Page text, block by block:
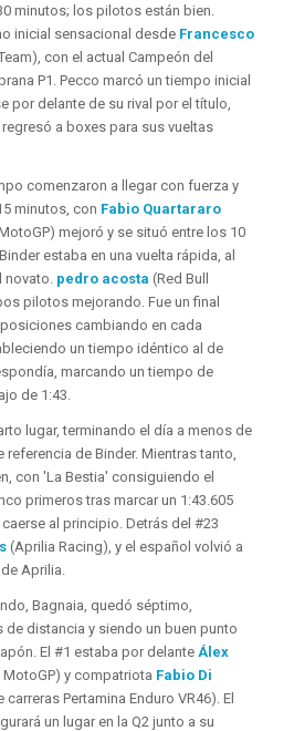
minutos; los pilotos están bien.
inicial sensacional desde Francesco
con el actual Campeón del
P1. Pecco marcó un tiempo inicial
por delante de su rival por el título,
a boxes para sus vueltas
comenzaron a llegar con fuerza y
minutos, con Fabio Quartararo
mejoró y se situó entre los 10
estaba en una vuelta rápida, al
pedro acosta (Red Bull
pilotos mejorando. Fue un final
cambiando en cada
un tiempo idéntico al de
marcando un tiempo de
de 1:43.
lugar, terminando el día a menos de
de Binder. Mientras tanto,
con 'La Bestia' consiguiendo el
primeros tras marcar un 1:43.605
al principio. Detrás del #23
(Aprilia Racing), y el español volvió a
Aprilia.
Bagnaia, quedó séptimo,
de distancia y siendo un buen punto
El #1 estaba por delante Álex
MotoGP) y compatriota Fabio Di
Pertamina Enduro VR46). El
un lugar en la Q2 junto a su